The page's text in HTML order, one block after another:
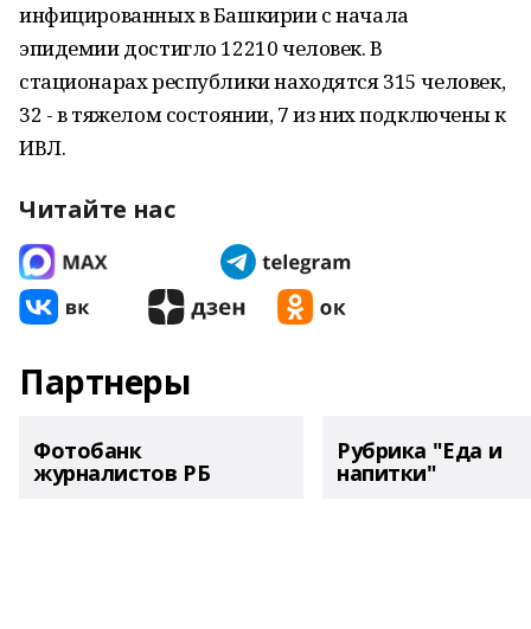
инфицированных в Башкирии с начала
эпидемии достигло 12210 человек. В
стационарах республики находятся 315 человек,
32 - в тяжелом состоянии, 7 из них подключены к
ИВЛ.
Читайте нас
Партнеры
Фотобанк
журналистов РБ
Рубрика "Еда и
напитки"